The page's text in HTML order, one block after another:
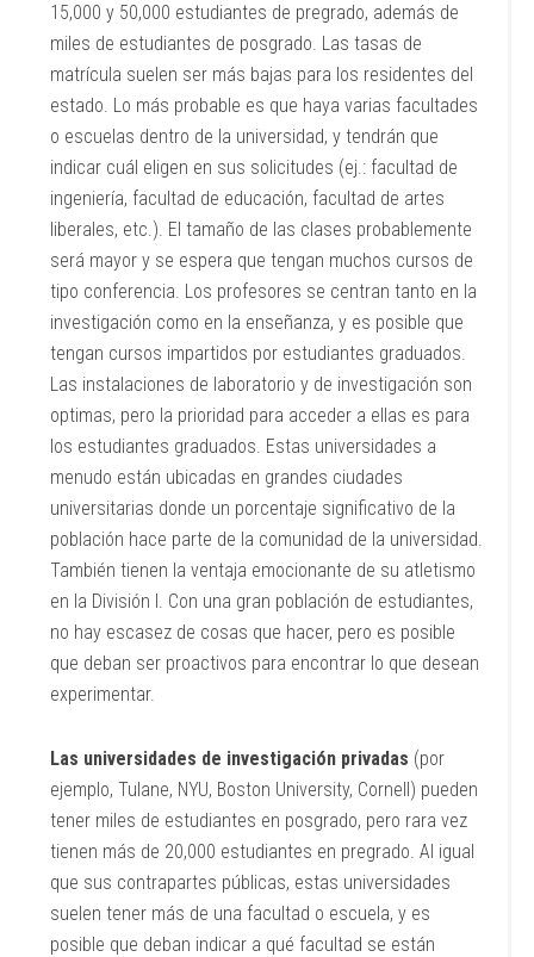
15,000 y 50,000 estudiantes de pregrado, además de
miles de estudiantes de posgrado. Las tasas de
matrícula suelen ser más bajas para los residentes del
estado. Lo más probable es que haya varias facultades
o escuelas dentro de la universidad, y tendrán que
indicar cuál eligen en sus solicitudes (ej.: facultad de
ingeniería, facultad de educación, facultad de artes
liberales, etc.). El tamaño de las clases probablemente
será mayor y se espera que tengan muchos cursos de
tipo conferencia. Los profesores se centran tanto en la
investigación como en la enseñanza, y es posible que
tengan cursos impartidos por estudiantes graduados.
Las instalaciones de laboratorio y de investigación son
optimas, pero la prioridad para acceder a ellas es para
los estudiantes graduados. Estas universidades a
menudo están ubicadas en grandes ciudades
universitarias donde un porcentaje significativo de la
población hace parte de la comunidad de la universidad.
También tienen la ventaja emocionante de su atletismo
en la División I. Con una gran población de estudiantes,
no hay escasez de cosas que hacer, pero es posible
que deban ser proactivos para encontrar lo que desean
experimentar.
Las universidades de investigación privadas (por
ejemplo, Tulane, NYU, Boston University, Cornell) pueden
tener miles de estudiantes en posgrado, pero rara vez
tienen más de 20,000 estudiantes en pregrado. Al igual
que sus contrapartes públicas, estas universidades
suelen tener más de una facultad o escuela, y es
posible que deban indicar a qué facultad se están